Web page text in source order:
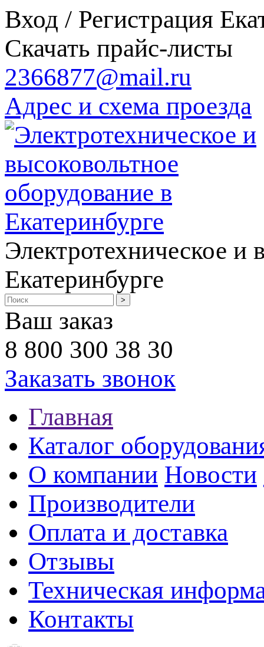
Вход / Регистрация
Скачать прайс-листы
2366877@mail.ru
Адрес и схема проезда
Электротехническое и
Екатеринбурге
Ваш заказ
8 800 300 38 30
Заказать звонок
Главная
Каталог
О компании Новости
Производители
Оплата и доставка
Отзывы
Техническая
Контакты